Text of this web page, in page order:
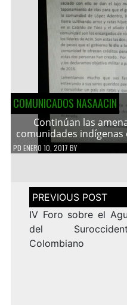
COMUNICADOS NASAACIN
Continúan las
comunidades indígenas
PD ENERO 10, 2017 BY
Navegación
de
entradas
IV Foro sobre el
del
Colombiano